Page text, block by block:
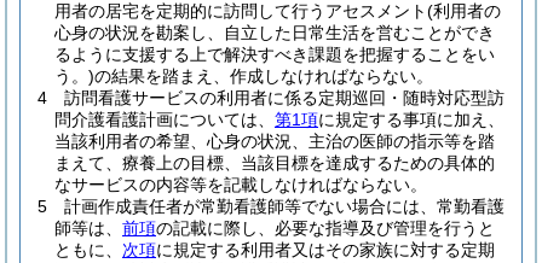
用者の居宅を定期的に訪問して行うアセスメント(利用者の
心身の状況を勘案し、自立した日常生活を営むことができ
るように支援する上で解決すべき課題を把握することをい
う。)の結果を踏まえ、作成しなければならない。
4
訪問看護サービスの利用者に係る定期巡回・随時対応型訪
問介護看護計画については、 第1項に規定する事項に加え、
当該利用者の希望、心身の状況、主治の医師の指示等を踏
まえて、療養上の目標、当該目標を達成するための具体的
なサービスの内容等を記載しなければならない。
5
計画作成責任者が常勤看護師等でない場合には、常勤看護
師等は、 前項の記載に際し、必要な指導及び管理を行うと
ともに、 次項に規定する利用者又はその家族に対する定期